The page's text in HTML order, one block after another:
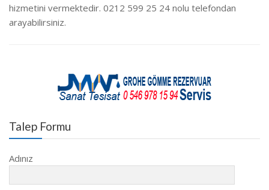
hizmetini vermektedir. 0212 599 25 24 nolu telefondan
arayabilirsiniz.
Talep Formu
Adınız